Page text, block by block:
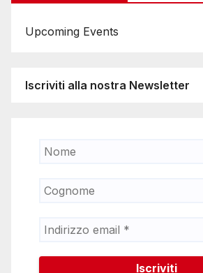
Upcoming Events
Iscriviti alla nostra Newsletter